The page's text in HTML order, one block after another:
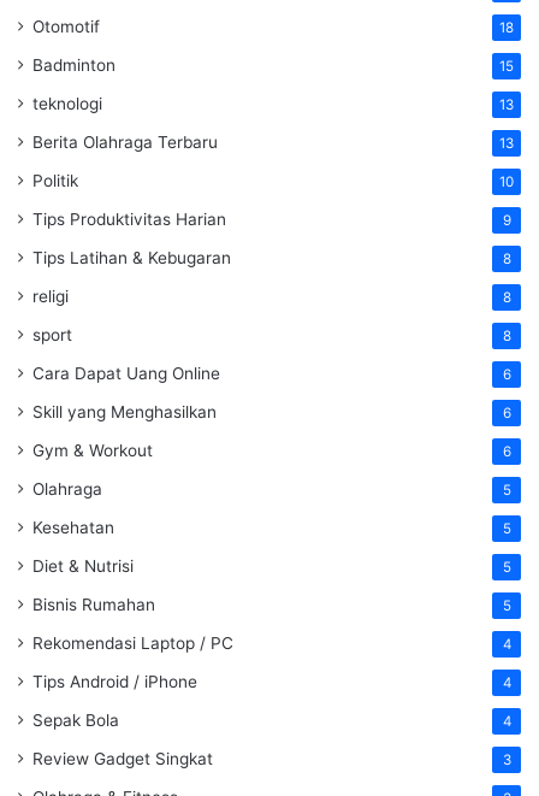
Otomotif 18
Badminton 15
teknologi 13
Berita Olahraga Terbaru 13
Politik 10
Tips Produktivitas Harian 9
Tips Latihan & Kebugaran 8
religi 8
sport 8
Cara Dapat Uang Online 6
Skill yang Menghasilkan 6
Gym & Workout 6
Olahraga 5
Kesehatan 5
Diet & Nutrisi 5
Bisnis Rumahan 5
Rekomendasi Laptop / PC 4
Tips Android / iPhone 4
Sepak Bola 4
Review Gadget Singkat 3